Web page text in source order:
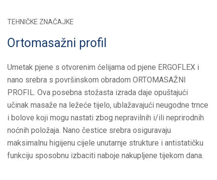
TEHNIČKE ZNAČAJKE
Ortomasažni profil
Umetak pjene s otvorenim ćelijama od pjene ERGOFLEX i
nano srebra s površinskom obradom ORTOMASAŽNI
PROFIL. Ova posebna stožasta izrada daje opuštajući
učinak masaže na ležeće tijelo, ublažavajući neugodne trnce
i bolove koji mogu nastati zbog nepravilnih i/ili neprirodnih
noćnih položaja. Nano čestice srebra osiguravaju
maksimalnu higijenu cijele unutarnje strukture i antistatičku
funkciju sposobnu izbaciti naboje nakupljene tijekom dana.